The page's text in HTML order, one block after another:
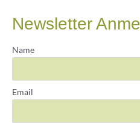
Newsletter
Name
Email